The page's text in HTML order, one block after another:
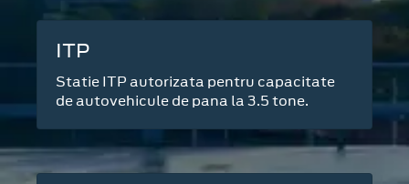
ITP
Statie ITP autorizata pentru capacitate
de autovehicule de pana la 3.5 tone.